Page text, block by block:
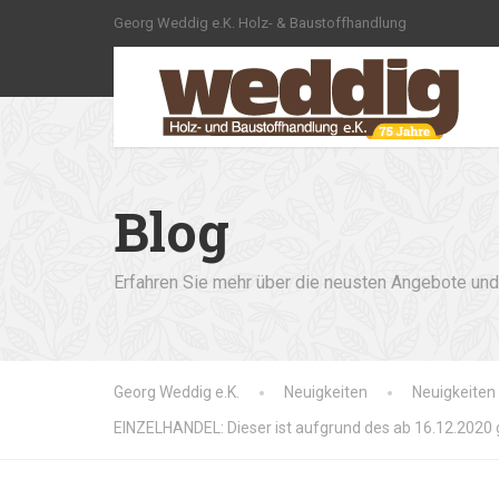
Georg Weddig e.K. Holz- & Baustoffhandlung
Blog
Erfahren Sie mehr über die neusten Angebote
Georg Weddig e.K. Neuigkeiten
Neuigkeiten
EINZELHANDEL: Dieser ist aufgrund des ab